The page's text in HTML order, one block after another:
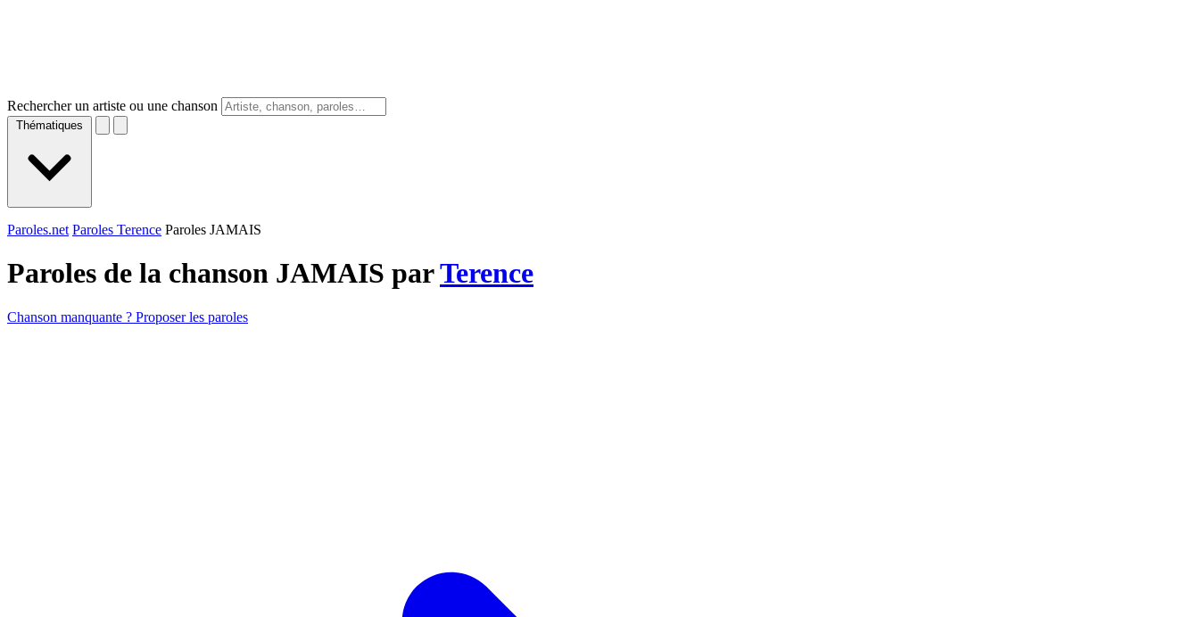
Rechercher un artiste ou une chanson
Thématiques
Paroles.net Paroles Terence Paroles JAMAIS
Paroles de la chanson JAMAIS parTerence
Chanson manquante ? Proposer les paroles